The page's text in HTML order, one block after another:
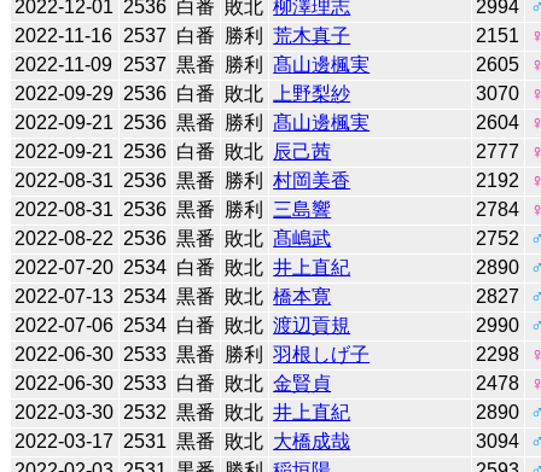
2022-12-01 2536 白番 敗北 柳澤理志 2994
2022-11-16 2537 白番 勝利 荒木真子 2151
2022-11-09 2537 黒番 勝利 髙山邊楓実 2605
2022-09-29 2536 白番 敗北 上野梨紗 3070
2022-09-21 2536 黒番 勝利 髙山邊楓実 2604
2022-09-21 2536 白番 敗北 辰己茜 2777
2022-08-31 2536 黒番 勝利 村岡美香 2192
2022-08-31 2536 黒番 勝利 三島響 2784
2022-08-22 2536 黒番 敗北 髙嶋武 2752
2022-07-20 2534 白番 敗北 井上直紀 2890
2022-07-13 2534 黒番 敗北 橋本寛 2827
2022-07-06 2534 白番 敗北 渡辺貢規 2990
2022-06-30 2533 黒番 勝利 羽根しげ子 2298
2022-06-30 2533 白番 敗北 金賢貞 2478
2022-03-30 2532 黒番 敗北 井上直紀 2890
2022-03-17 2531 黒番 敗北 大橋成哉 3094